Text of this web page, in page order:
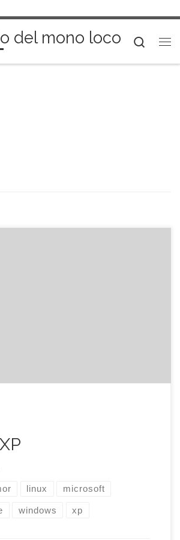
del mono loco
linux microsoft
windows xp